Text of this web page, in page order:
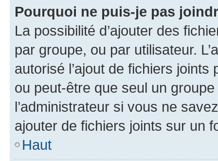
Pourquoi ne puis-je pas
La possibilité d’ajouter des
par groupe, ou par utilisateur.
autorisé l’ajout de fichiers
ou peut-être que seul un
l’administrateur si vous ne
ajouter de fichiers joints sur un
Haut